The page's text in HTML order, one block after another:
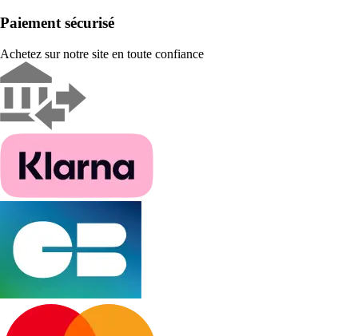
Paiement sécurisé
Achetez sur notre site en toute confiance